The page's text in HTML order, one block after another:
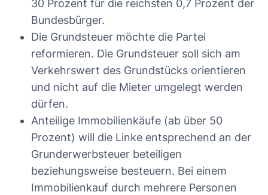
30 Prozent für die reichsten 0,7 Prozent der
Bundesbürger.
Die Grundsteuer möchte die Partei
reformieren. Die Grundsteuer soll sich am
Verkehrswert des Grundstücks orientieren
und nicht auf die Mieter umgelegt werden
dürfen.
Anteilige Immobilienkäufe (ab über 50
Prozent) will die Linke entsprechend an der
Grunderwerbsteuer beteiligen
beziehungsweise besteuern. Bei einem
Immobilienkauf durch mehrere Personen